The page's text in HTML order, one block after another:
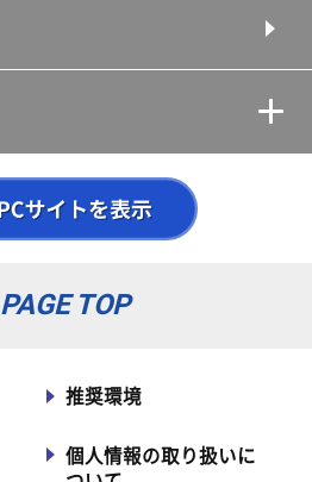
PAGE TOP
推奨環境
個人情報の取り扱いに